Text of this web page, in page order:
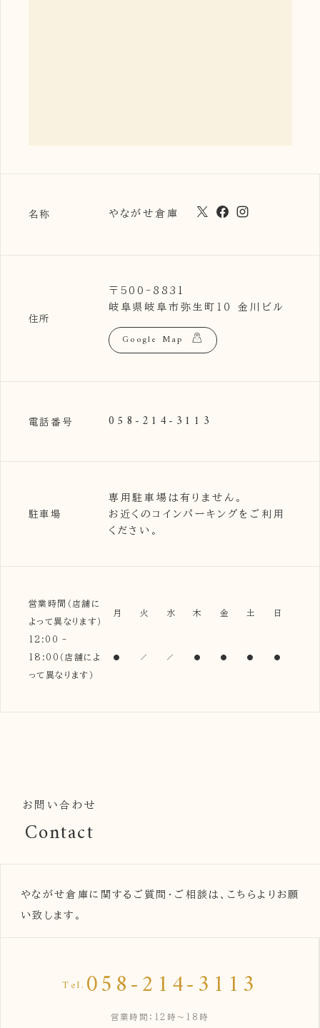
名称 やながせ倉庫
住所
〒500-8831
岐阜県岐阜市弥生町１０ 金川ビル
Google Map
電話番号 058-214-3113
駐車場
専用駐車場は有りません。
お近くのコインパーキングをご利用
ください。
営業時間（店舗に
よって異なります）
月 火 水 木 金 土 日
12:00 -
18:00（店舗によ
って異なります）
お問い合わせ
Contact
やながせ倉庫に関するご質問・ご相談は、こちらよりお願
い致します。
Tel. 058-214-3113
営業時間：12時〜18時